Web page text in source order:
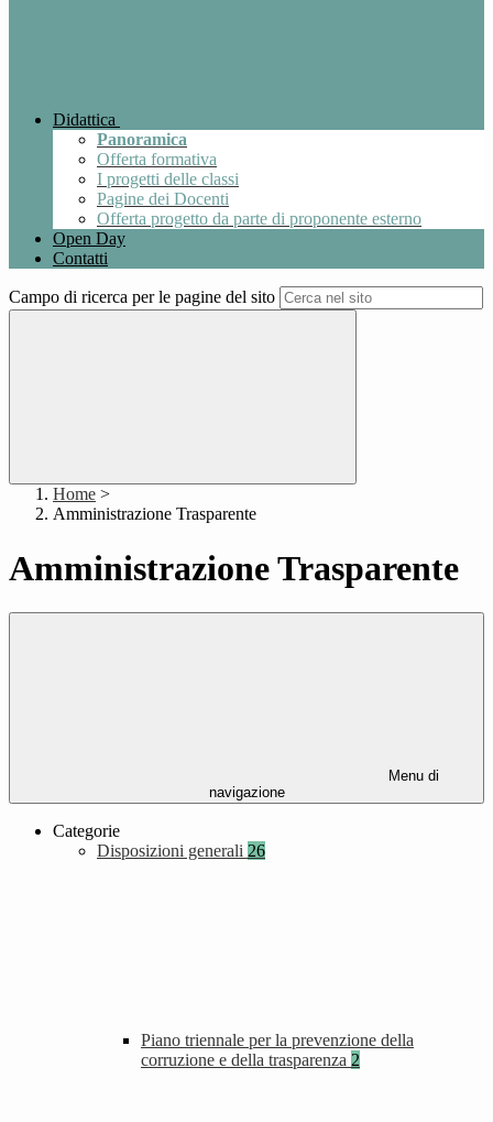
Didattica
Panoramica
Offerta formativa
I progetti delle classi
Pagine dei Docenti
Offerta progetto da parte di proponente esterno
Open Day
Contatti
Campo di ricerca per le pagine del sito
Home >
Amministrazione Trasparente
Amministrazione Trasparente
Menu di
navigazione
Categorie
Disposizioni generali 26
Piano triennale per la prevenzione della
corruzione e della trasparenza 2